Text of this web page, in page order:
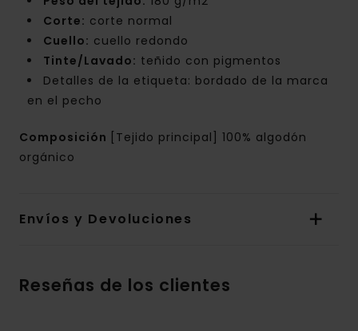
Corte: corte normal
Cuello: cuello redondo
Tinte/Lavado: teñido con pigmentos
Detalles de la etiqueta: bordado de la marca
en el pecho
Composición
[Tejido principal] 100% algodón
orgánico
Envíos y Devoluciones
Reseñas de los clientes